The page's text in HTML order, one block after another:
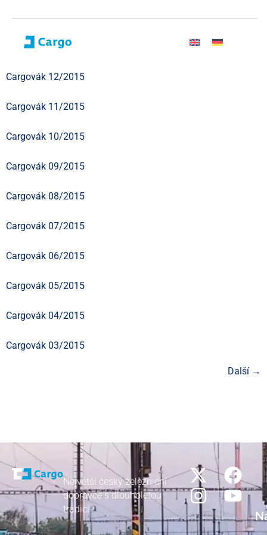
Cargovák 12/2015
Cargovák 11/2015
Cargovák 10/2015
Cargovák 09/2015
Cargovák 08/2015
Cargovák 07/2015
Cargovák 06/2015
Cargovák 05/2015
Cargovák 04/2015
Cargovák 03/2015
Další →
Největší český železniční
dopravce s dlouholetou
tradicí